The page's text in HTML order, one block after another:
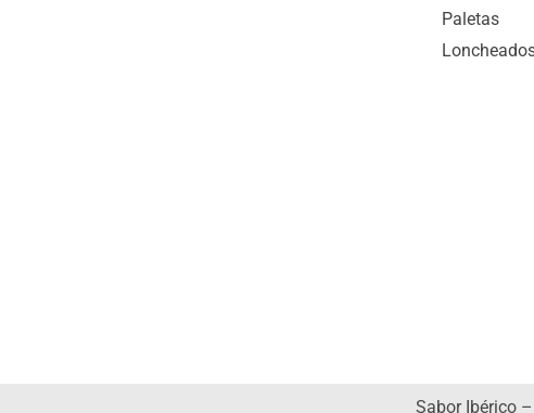
Paletas
Sabor Ibérico